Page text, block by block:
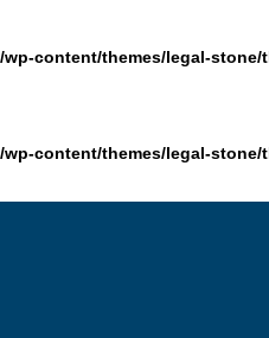
content/themes/legal-
content/themes/legal-